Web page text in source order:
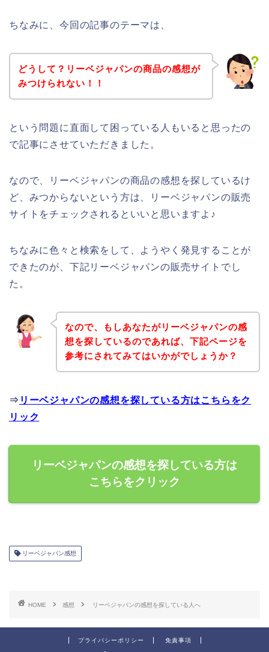
ちなみに、今回の記事のテーマは、
どうして？リーベジャパンの商品の感想が
みつけられない！！
という問題に直面して困っている人もいると思ったの
で記事にさせていただきました。
なので、リーベジャパンの商品の感想を探しているけ
ど、みつからないという方は、リーベジャパンの販売
サイトをチェックされるといいと思いますよ♪
ちなみに色々と検索をして、ようやく発見することが
できたのが、下記リーベジャパンの販売サイトでし
た。
なので、もしあなたがリーベジャパンの感
想を探しているのであれば、下記ページを
参考にされてみてはいかがでしょうか？
⇒ リーベジャパンの感想を探している方はこちらをク
リック
リーベジャパンの感想を探している方は
こちらをクリック
リーベジャパン感想
HOME 感想 リーベジャパンの感想を探している人へ
プライバシーポリシー 免責事項